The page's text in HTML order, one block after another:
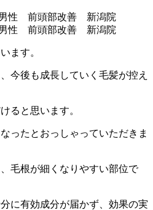
ます。
今後も成長していく毛髪が控え
ると思います。
ったとおっしゃっていただきま
毛根が細くなりやすい部位で
に有効成分が届かず、効果の実